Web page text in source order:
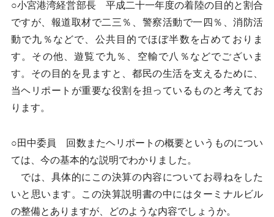
○小宮港湾経営部長 平成二十一年度の着陸の目的と割合
ですが、報道取材で二三％、警察活動で一四％、消防活
動で九％などで、公共目的でほぼ半数を占めておりま
す。その他、遊覧で九％、空輸で八％などでございま
す。その目的を見ますと、都民の生活を支えるために、
当ヘリポートが重要な役割を担っているものと考えてお
ります。
○田中委員 回数またヘリポートの概要というものについ
ては、今の基本的な説明でわかりました。
では、具体的にこの決算の内容についてお尋ねをした
いと思います。この決算説明書の中にはターミナルビル
の整備とありますが、どのような内容でしょうか。